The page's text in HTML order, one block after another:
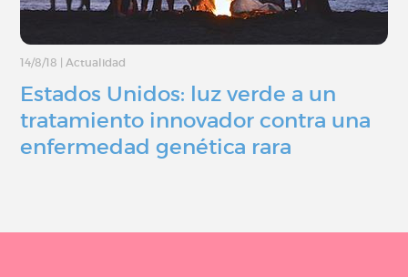
14/8/18 Actualidad
Estados Unidos: luz verde a un
tratamiento innovador contra una
enfermedad genética rara